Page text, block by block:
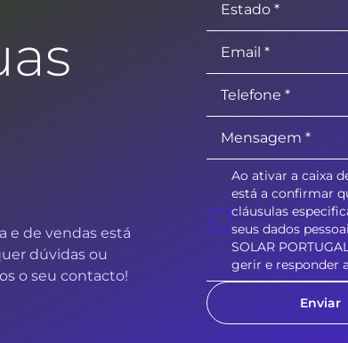
e de vendas está
dúvidas ou
o seu contacto!
Ao ativar a caixa
está a confirmar
cláusulas
seus dados
SOLAR
gerir e responder
Enviar